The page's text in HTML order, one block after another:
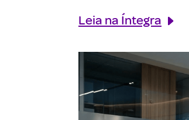
Leia na Íntegra